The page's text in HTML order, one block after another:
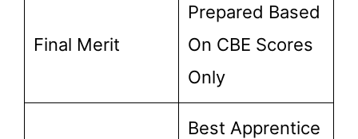
Final Merit
Prepared Based
On CBE Scores
Only
Best Apprentice